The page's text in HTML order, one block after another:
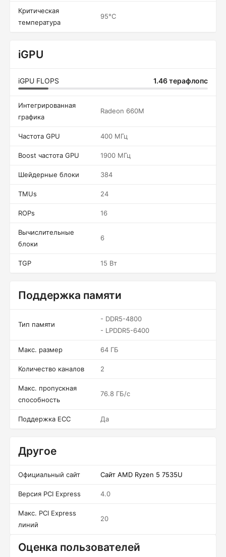
Критическая
температура
95°C
iGPU
iGPU FLOPS 1.46 терафлопс
Интегрированная
графика
Radeon 660M
Частота GPU 400 МГц
Boost частота GPU 1900 МГц
Шейдерные блоки 384
TMUs 24
ROPs 16
Вычислительные
блоки
6
TGP 15 Вт
Поддержка памяти
Тип памяти
- DDR5-4800
- LPDDR5-6400
Макс. размер 64 ГБ
Количество каналов 2
Макс. пропускная
способность
76.8 ГБ/c
Поддержка ECC Да
Другое
Официальный сайт Сайт AMD Ryzen 5 7535U
Версия PCI Express 4.0
Макс. PCI Express
линий
20
Оценка пользователей